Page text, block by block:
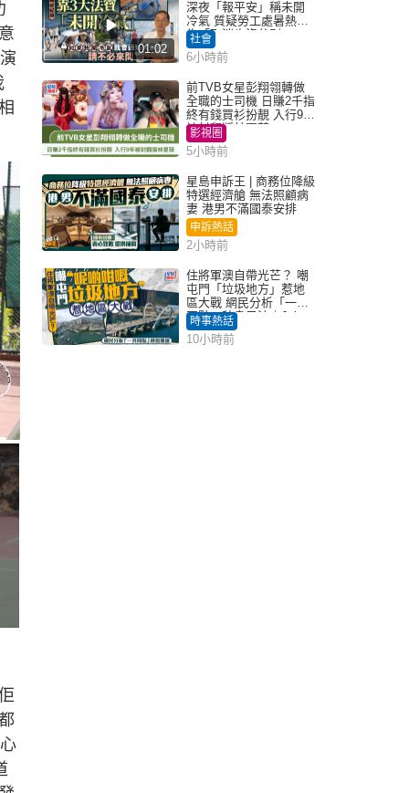
01:02
深夜「報平安」稱未開
冷氣 質疑勞工處暑熱警
告「取消也沒分別」
社會
6小時前
前TVB女星彭翔翎轉做
全職的士司機 日賺2千指
終有錢買衫扮靚 入行9年
被封翻版林夏薇
影視圈
5小時前
星島申訴王 | 商務位降級
特選經濟艙 無法照顧病
妻 港男不滿國泰安排
申訴熱話
2小時前
住將軍澳自帶光芒？ 嘲
屯門「垃圾地方」惹地
區大戰 網民分析「一共
同點」秒息風波｜Juicy
叮
時事熱話
10小時前